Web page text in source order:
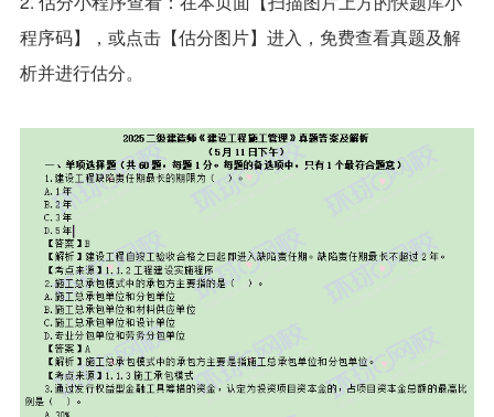
程序码】，或点击【估分图片】进入，免费查看真题及解
析并进行估分。